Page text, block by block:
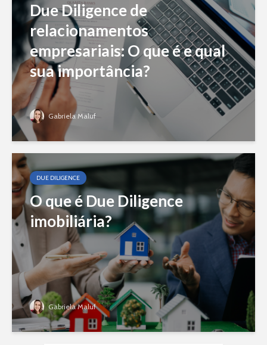
Due Diligence de
relacionamentos
empresariais: O que é e qual
sua importância?
Gabriela Maluf
DUE DILIGENCE
O que é Due Diligence
imobiliária?
Gabriela Maluf